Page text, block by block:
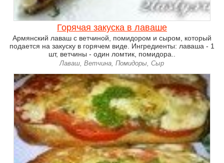
Горячая закуска в лаваше
Армянский лаваш с ветчиной, помидором и сыром, который
подается на закуску в горячем виде. Ингредиенты: лаваша - 1
шт, ветчины - один ломтик, помидора..
Лаваш, Ветчина, Помидоры, Сыр